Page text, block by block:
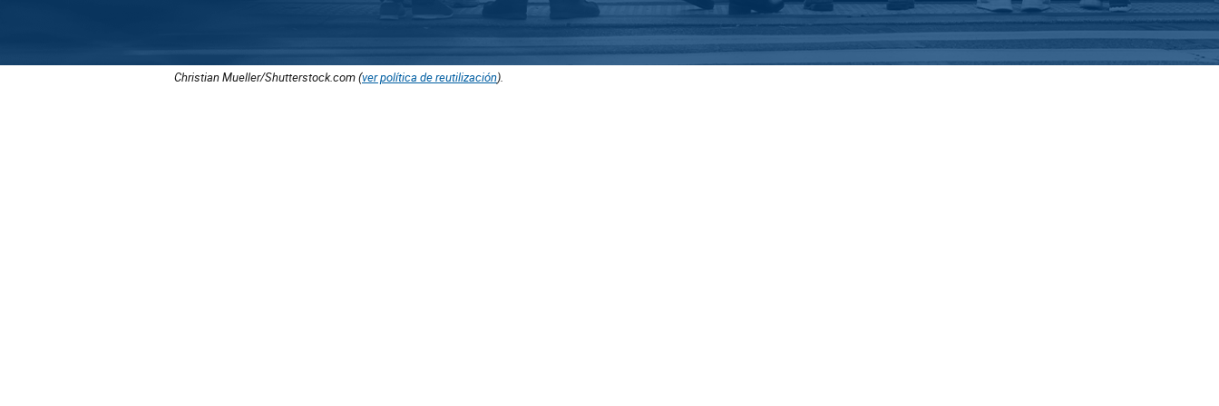
Christian Mueller/Shutterstock.com (ver política de reutilización).